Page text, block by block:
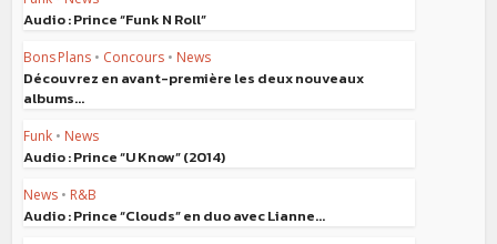
Audio : Prince “Funk N Roll”
Bons Plans • Concours • News
Découvrez en avant-première les deux nouveaux
albums...
Funk • News
Audio : Prince “U Know” (2014)
News • R&B
Audio : Prince “Clouds” en duo avec Lianne...